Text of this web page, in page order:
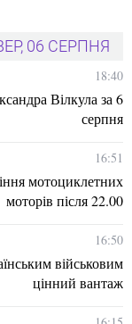
06 СЕРПНЯ
18:40
Вілкула за 6
серпня
16:51
мотоциклетних
моторів після 22.00
16:50
військовим
цінний вантаж